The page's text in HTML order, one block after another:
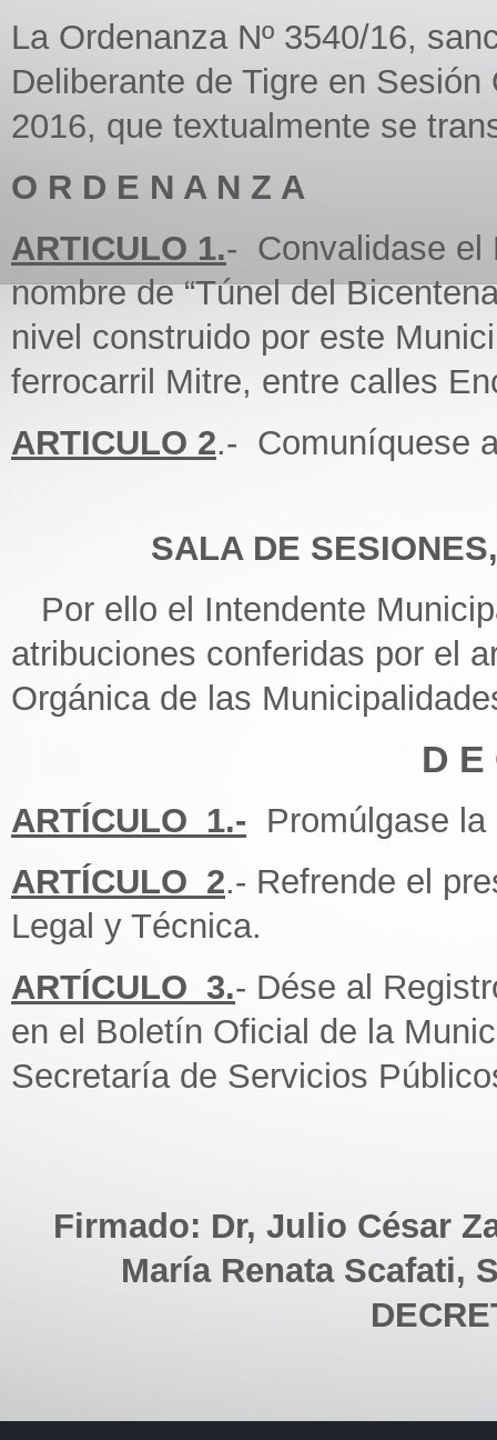
La Ordenanza Nº 3540/16,
Deliberante de Tigre en
2016, que textualmente se
O R D E N A N Z A
ARTICULO 1.- Convalidase el
nombre de “Túnel del
nivel construido por este
ferrocarril Mitre, entre calles
ARTICULO 2.- Comuníquese
SALA DE
Por ello el Intendente
atribuciones conferidas por el
Orgánica de las
D E
ARTÍCULO_1.- Promúlgase la
ARTÍCULO_2.- Refrende el
Legal y Técnica.
ARTÍCULO_3.- Dése al
en el Boletín Oficial de la
Secretaría de Servicios
Firmado: Dr, Julio César
María Renata Scafati,